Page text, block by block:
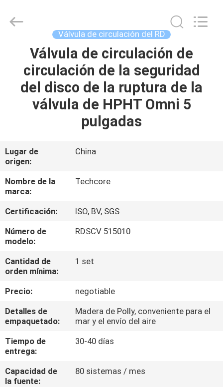
HOGAR
PRODUCTOS
VIAJE
DE
LA
FÁBRICA
CONTROL
DE
ÉNTRENOS
EN
CONTACTO
CON
Tools
Válvula de circulación del RD
Válvula de circulación de
circulación de la seguridad
del disco de la ruptura de la
válvula de HPHT Omni 5
pulgadas
Lugar de
origen:
China
Nombre de la
marca:
Techcore
Certificación:
ISO, BV, SGS
Número de
modelo:
RDSCV 515010
Cantidad de
orden mínima:
1 set
Precio:
negotiable
Detalles de
empaquetado:
Madera de Polly, conveniente para el
mar y el envío del aire
Tiempo de
entrega:
30-40 días
Capacidad de
la fuente:
80 sistemas / mes